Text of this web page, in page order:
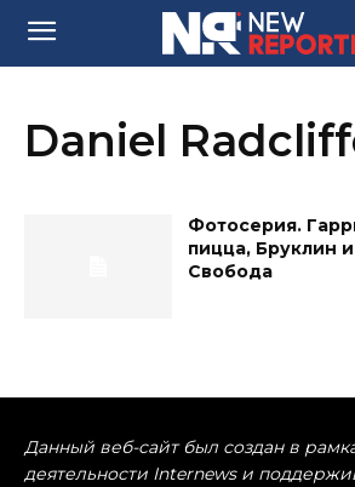
Daniel
Фотосерия.
пицца, Бруклин
Свобода
Данный веб-сайт был создан в
деятельности Internews и